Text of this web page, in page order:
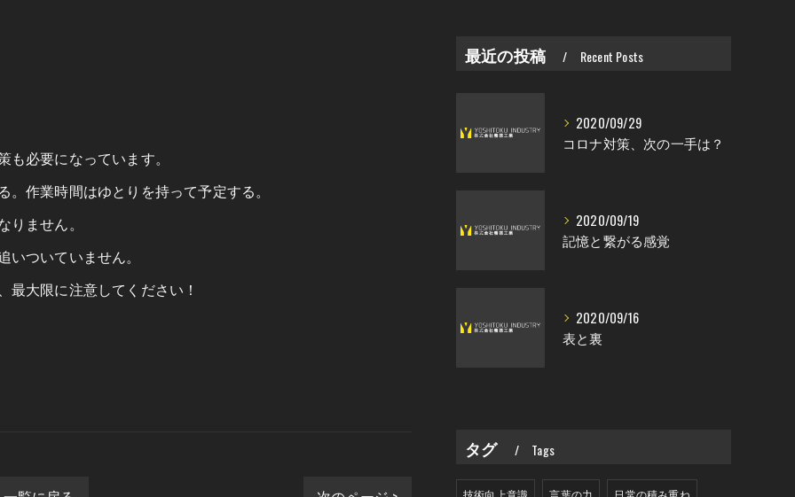
必要になっています。
作業時間はゆとりを持って予定する。
ません。
ついていません。
最大限に注意してください！
最近の投稿 Recent Posts
2020/09/29
コロナ対策、次の一手は？
2020/09/19
記憶と繋がる感覚
2020/09/16
表と裏
タグ Tags
技術向上意識 言葉の力 日常の積み重ね